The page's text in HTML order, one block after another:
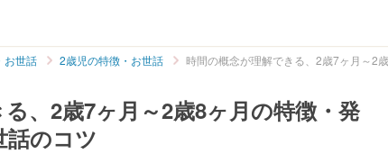
お世話 2歳児の特徴・お世話 時間の概念が理解できる、2歳7ヶ月～2
、2歳7ヶ月～2歳8ヶ月の特徴・発
のコツ